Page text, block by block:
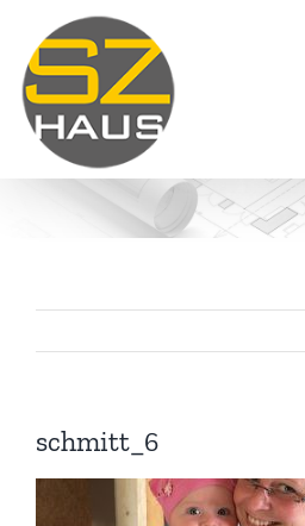
Inhalt
springen
schmitt_6